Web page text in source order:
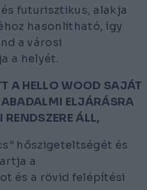
futurisztikus, alakja
hasonlítható, így
a városi
a helyét.
A HELLO WOOD SAJÁT
ELJÁRÁSRA
RENDSZERE ÁLL,
hőszigeteltségét és
a
és a rövid felépítési